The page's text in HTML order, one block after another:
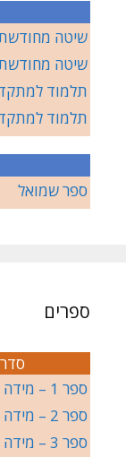
שיטה
שיטה
תלמוד
תלמוד
ספר שמואל
ספרים
ספר 1 – מידה טובה
ספר 2 – מידה טובה
ספר 3 – מידה טובה